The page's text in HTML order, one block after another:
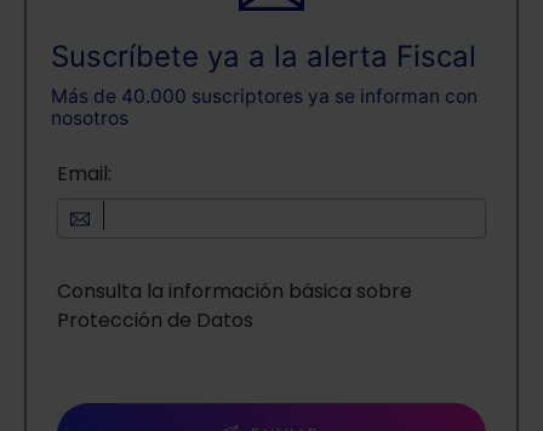
Suscríbete ya a la alerta Fiscal
Más de 40.000 suscriptores ya se informan con
nosotros
Email:
Consulta la información básica sobre
Protección de Datos